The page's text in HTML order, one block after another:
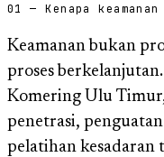
01 — Kenapa
Keamanan bukan
proses
Komering Ulu
penetrasi,
pelatihan kesadaran